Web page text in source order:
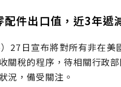
件出口值，近3年遞
27日宣布將對所有非在美
關稅的程序，待相關行政
況，備受關注。